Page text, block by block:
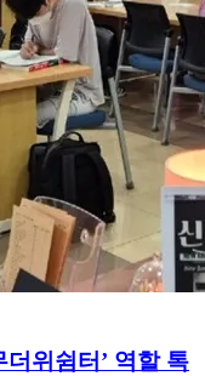
위쉼터’ 역할 톡